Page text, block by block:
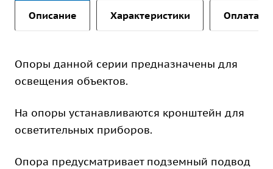
Описание Характеристики Оплата и
Опоры данной серии предназначены для
освещения объектов.
На опоры устанавливаются кронштейн для
осветительных приборов.
Опора предусматривает подземный подвод